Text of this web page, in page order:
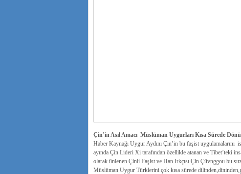
Çin’in Asıl Amacı Müslüman Uygurları Kısa Sürede
Haber Kaynağı Uygur Aydını Çin’in bu faşist
ayında Çin Lideri Xi tarafından özellikle atanan ve Tibet’teki
olarak ünlenen Çinli Faşist ve Han Irkçısı Çin Çüvnggou bu
Müslüman Uygur Türklerini çok kısa sürede